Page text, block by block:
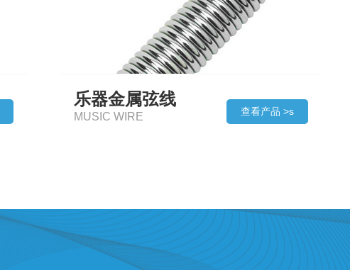
乐器金属弦线
MUSIC WIRE 查看产品 >s